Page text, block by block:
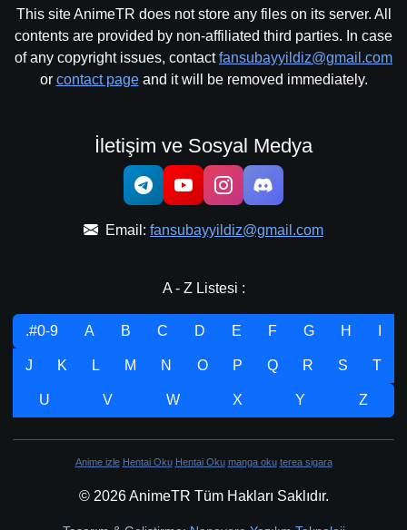
This site AnimeTR does not store any files on its server. All
contents are provided by non-affiliated third parties. In case
of any copyright issues, contactfansubayyildiz@gmail.com
or contact pageand it will be removed immediately.
İletişim ve Sosyal Medya
Email: fansubayyildiz@gmail.com
A - Z Listesi :
.#0-9 A B C D E F G H
J K L M N O P Q R S T
U V W X Y Z
Anime izle Hentai Oku Hentai Oku manga oku terea sigara
© 2026 AnimeTR Tüm Hakları Saklıdır.